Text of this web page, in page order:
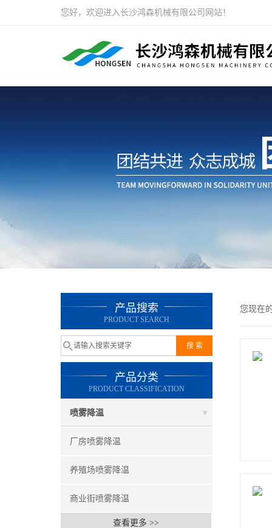
您好，欢迎进入长沙鸿森机械有限公司网站！
产品搜索
PRODUCT SEARCH
产品分类
PRODUCT CLASSIFICATION
喷雾降温
厂房喷雾降温
养殖场喷雾降温
商业街喷雾降温
查看更多 >>
您现在